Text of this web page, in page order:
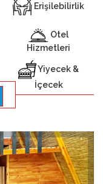
Erişilebilirlik
Otel
Hizmetleri
Yiyecek &
İçecek